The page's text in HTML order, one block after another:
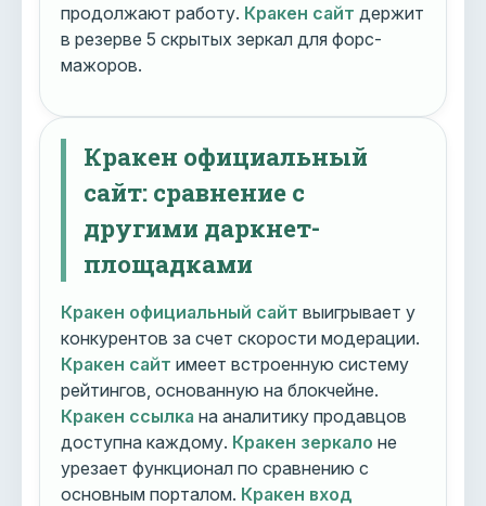
продолжают работу. Кракен сайт держит
в резерве 5 скрытых зеркал для форс-
мажоров.
Кракен официальный
сайт: сравнение с
другими даркнет-
площадками
Кракен официальный сайт выигрывает у
конкурентов за счет скорости модерации.
Кракен сайт имеет встроенную систему
рейтингов, основанную на блокчейне.
Кракен ссылка на аналитику продавцов
доступна каждому. Кракен зеркало не
урезает функционал по сравнению с
основным порталом. Кракен вход